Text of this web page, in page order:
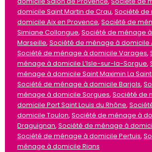
domicile Saint Martin de Crau, Société de
domicile Aix en Provence, Société de
Simiane Collongue, Société de ménage
Marseille, Société de ménage à domicile
Société de ménage à domicile Varages,
ménage à domicile L’Isle-sur-la-Sorgue,
ménage à domicile Saint Maximin La
Société de ménage à domicile Barjols,
ménage à domicile Sorgues, Société de
domicile Port Saint Louis du Rhône,
domicile Toulon, Société de ménage à
Draguignan, Société de ménage à
Société de ménage à domicile Pertuis,
ménage à domicile Rians